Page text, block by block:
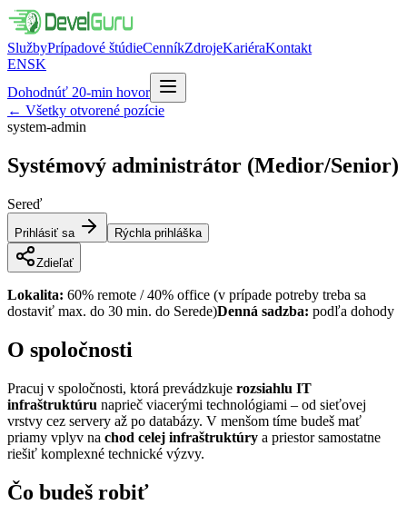
SlužbyPrípadové štúdieCenníkZdrojeKariéraKontakt
ENSK
Dohodnúť 20-min hovor
← Všetky otvorené pozície
system-admin
Systémový administrátor (Medior/Senior)
Sereď
Prihlásiť sa Rýchla prihláška
Zdieľať
Lokalita: 60% remote / 40% office (v prípade potreby treba sa
dostaviť max. do 30 min. do Serede)Denná sadzba: podľa dohody
O spoločnosti
Pracuj v spoločnosti, ktorá prevádzkuje rozsiahlu IT
infraštruktúru naprieč viacerými technológiami – od sieťovej
vrstvy cez servery až po databázy. V menšom tíme budeš mať
priamy vplyv na chod celej infraštruktúry a priestor samostatne
riešiť komplexné technické výzvy.
Čo budeš robiť